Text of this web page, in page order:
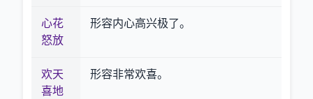
心花
怒放
形容内心高兴极了。
欢天
喜地
形容非常欢喜。